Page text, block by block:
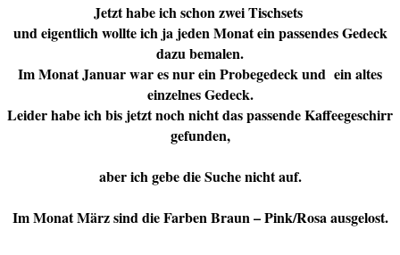
Jetzt habe ich schon zwei Tischsets
und eigentlich wollte ich ja jeden Monat ein passendes Gedeck
dazu bemalen.
Im Monat Januar war es nur ein Probegedeck und ein altes
einzelnes Gedeck.
Leider habe ich bis jetzt noch nicht das passende Kaffeegeschirr
gefunden,
aber ich gebe die Suche nicht auf.
Im Monat März sind die Farben Braun – Pink/Rosa ausgelost.